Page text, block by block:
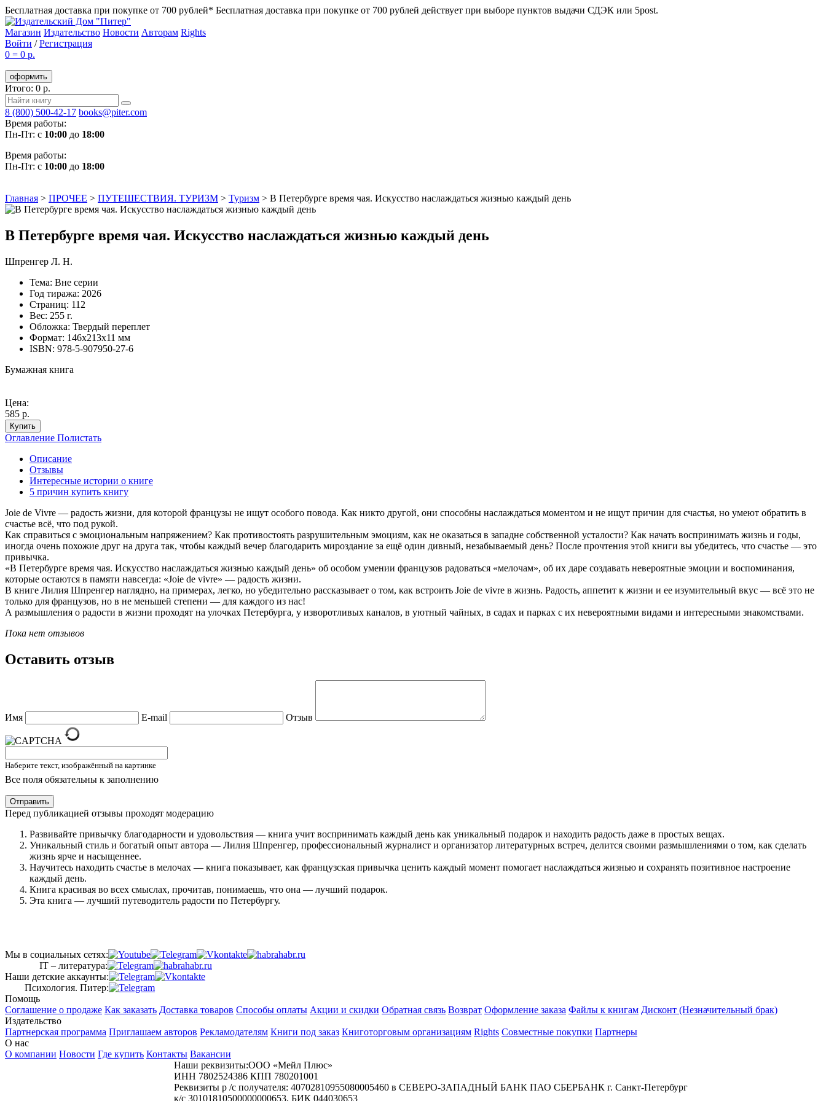
Бесплатная доставка при покупке от 700 рублей* Бесплатная доставка при покупке от 700 рублей действует при выборе пунктов выдачи СДЭК или 5post.
Магазин Издательство Новости Авторам Rights
Войти /Регистрация
0 = 0 р.
оформить
Итого: 0 р.
8 (800) 500-42-17 books@piter.com
Время работы:
Пн-Пт: с 10:00 до 18:00
Время работы:
Пн-Пт: с 10:00 до 18:00
Главная > ПРОЧЕЕ > ПУТЕШЕСТВИЯ. ТУРИЗМ > Туризм > В Петербурге время чая. Искусство наслаждаться жизнью каждый день
В Петербурге время чая. Искусство наслаждаться жизнью каждый день
Шпренгер Л. Н.
Тема: Вне серии
Год тиража: 2026
Страниц: 112
Вес: 255 г.
Обложка: Твердый переплет
Формат: 146х213х11 мм
ISBN: 978-5-907950-27-6
Бумажная книга
Цена:
585 р.
Купить
Оглавление Полистать
Описание
Отзывы
Интересные истории о книге
5 причин купить книгу
Joie de Vivre — радость жизни, для которой французы не ищут особого повода. Как никто другой, они способны наслаждаться моментом и не ищут причин для счастья, но умеют обратить в
счастье всё, что под рукой.
Как справиться с эмоциональным напряжением? Как противостоять разрушительным эмоциям, как не оказаться в западне собственной усталости? Как начать воспринимать жизнь и годы,
иногда очень похожие друг на друга так, чтобы каждый вечер благодарить мироздание за ещё один дивный, незабываемый день? После прочтения этой книги вы убедитесь, что счастье — это
привычка.
«В Петербурге время чая. Искусство наслаждаться жизнью каждый день» об особом умении французов радоваться «мелочам», об их даре создавать невероятные эмоции и воспоминания,
которые остаются в памяти навсегда: «Joie de vivre» — радость жизни.
В книге Лилия Шпренгер наглядно, на примерах, легко, но убедительно рассказывает о том, как встроить Joie de vivre в жизнь. Радость, аппетит к жизни и ее изумительный вкус — всё это не
только для французов, но в не меньшей степени — для каждого из нас!
А размышления о радости в жизни проходят на улочках Петербурга, у изворотливых каналов, в уютный чайных, в садах и парках с их невероятными видами и интересными знакомствами.
Пока нет отзывов
Оставить отзыв
Имя E-mail Отзыв
Наберите текст, изображённый на картинке
Все поля обязательны к заполнению
Отправить
Перед публикацией отзывы проходят модерацию
Развивайте привычку благодарности и удовольствия — книга учит воспринимать каждый день как уникальный подарок и находить радость даже в простых вещах.
Уникальный стиль и богатый опыт автора — Лилия Шпренгер, профессиональный журналист и организатор литературных встреч, делится своими размышлениями о том, как сделать
жизнь ярче и насыщеннее.
Научитесь находить счастье в мелочах — книга показывает, как французская привычка ценить каждый момент помогает наслаждаться жизнью и сохранять позитивное настроение
каждый день.
Книга красивая во всех смыслах, прочитав, понимаешь, что она — лучший подарок.
Эта книга — лучший путеводитель радости по Петербургу.
Мы в социальных сетях:
IT – литература:
Наши детские аккаунты:
Психология. Питер:
Помощь
Соглашение о продаже Как заказать Доставка товаров Способы оплаты Акции и скидки Обратная связь Возврат Оформление заказа Файлы к книгам Дисконт (Незначительный брак)
Издательство
Партнерская программа Приглашаем авторов Рекламодателям Книги под заказ Книготорговым организациям Rights Совместные покупки Партнеры
О нас
О компании Новости Где купить Контакты Вакансии
Наши реквизиты:ООО «Мейл Плюс»
ИНН 7802524386 КПП 780201001
Реквизиты р /с получателя: 40702810955080005460 в СЕВЕРО-ЗАПАДНЫЙ БАНК ПАО СБЕРБАНК г. Санкт-Петербург
к/с 30101810500000000653, БИК 044030653